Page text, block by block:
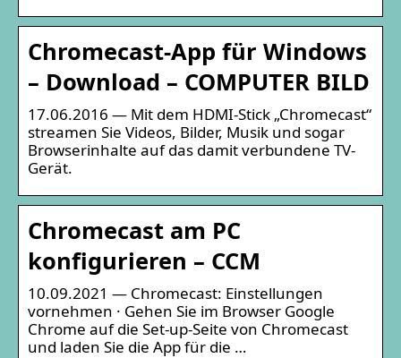
Chromecast-App für Windows
– Download – COMPUTER BILD
17.06.2016 — Mit dem HDMI-Stick „Chromecast“
streamen Sie Videos, Bilder, Musik und sogar
Browserinhalte auf das damit verbundene TV-
Gerät.
Chromecast am PC
konfigurieren – CCM
10.09.2021 — Chromecast: Einstellungen
vornehmen · Gehen Sie im Browser Google
Chrome auf die Set-up-Seite von Chromecast
und laden Sie die App für die …